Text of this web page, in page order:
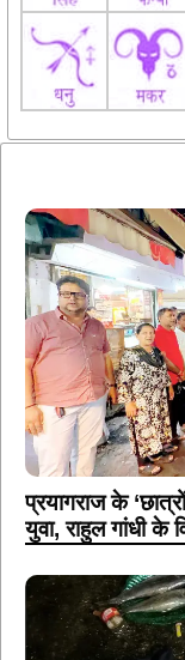
प्रयागराज के
युवा, राहुल गांधी के